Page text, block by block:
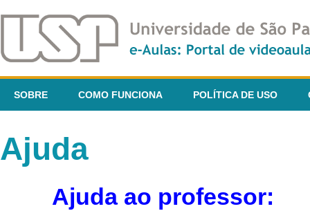
SOBRE COMO FUNCIONA POLÍTICA DE USO
Ajuda
Ajuda ao professor: